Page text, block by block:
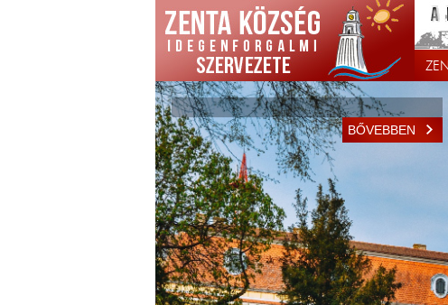
BŐVEBBEN